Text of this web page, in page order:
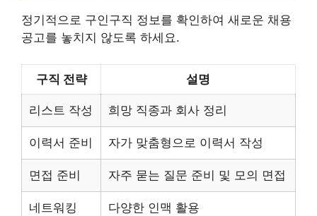
정기적으로 구인구직 정보를 확인하여 새로운 채용
공고를 놓치지 않도록 하세요.
구직 전략 설명
리스트 작성 희망 직종과 회사 정리
이력서 준비 자가 맞춤형으로 이력서 작성
면접 준비 자주 묻는 질문 준비 및 모의 면접
네트워킹 다양한 인맥 활용